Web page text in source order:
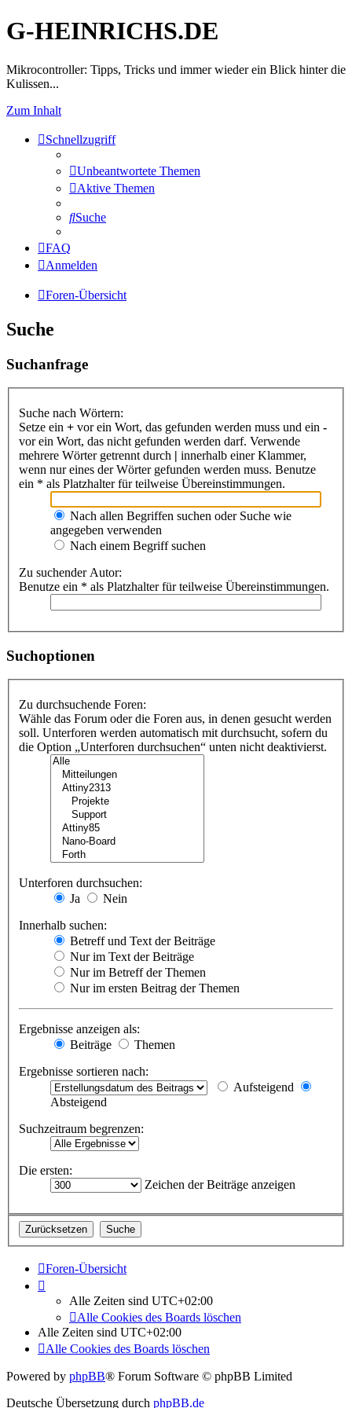
G-HEINRICHS.DE
Mikrocontroller: Tipps, Tricks und immer wieder ein Blick hinter die
Kulissen...
Zum Inhalt
Schnellzugriff
Unbeantwortete Themen
Aktive Themen
Suche
FAQ
Anmelden
Foren-Übersicht
Suche
Suchanfrage
Suche nach Wörtern:
Setze ein + vor ein Wort, das gefunden werden muss und ein -
vor ein Wort, das nicht gefunden werden darf. Verwende
mehrere Wörter getrennt durch | innerhalb einer Klammer,
wenn nur eines der Wörter gefunden werden muss. Benutze
ein * als Platzhalter für teilweise Übereinstimmungen.
Nach allen Begriffen suchen oder Suche wie
angegeben verwenden
Nach einem Begriff suchen
Zu suchender Autor:
Benutze ein * als Platzhalter für teilweise Übereinstimmungen.
Suchoptionen
Zu durchsuchende Foren:
Wähle das Forum oder die Foren aus, in denen gesucht werden
soll. Unterforen werden automatisch mit durchsucht, sofern du
die Option „Unterforen durchsuchen“ unten nicht deaktivierst.
Unterforen durchsuchen:
Ja
Nein
Innerhalb suchen:
Betreff und Text der Beiträge
Nur im Text der Beiträge
Nur im Betreff der Themen
Nur im ersten Beitrag der Themen
Ergebnisse anzeigen als:
Beiträge
Themen
Ergebnisse sortieren nach:
Aufsteigend
Absteigend
Suchzeitraum begrenzen:
Die ersten:
Zeichen der Beiträge anzeigen
Foren-Übersicht
Alle Zeiten sind UTC+02:00
Alle Cookies des Boards löschen
Alle Zeiten sind UTC+02:00
Alle Cookies des Boards löschen
Powered by phpBB® Forum Software © phpBB Limited
Deutsche Übersetzung durch phpBB.de